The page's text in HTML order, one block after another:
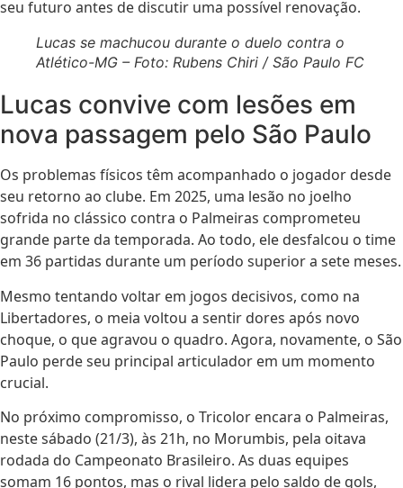
seu futuro antes de discutir uma possível renovação.
Lucas se machucou durante o duelo contra o
Atlético-MG – Foto: Rubens Chiri / São Paulo FC
Lucas convive com lesões em
nova passagem pelo São Paulo
Os problemas físicos têm acompanhado o jogador desde
seu retorno ao clube. Em 2025, uma lesão no joelho
sofrida no clássico contra o Palmeiras comprometeu
grande parte da temporada. Ao todo, ele desfalcou o time
em 36 partidas durante um período superior a sete meses.
Mesmo tentando voltar em jogos decisivos, como na
Libertadores, o meia voltou a sentir dores após novo
choque, o que agravou o quadro. Agora, novamente, o São
Paulo perde seu principal articulador em um momento
crucial.
No próximo compromisso, o Tricolor encara o Palmeiras,
neste sábado (21/3), às 21h, no Morumbis, pela oitava
rodada do Campeonato Brasileiro. As duas equipes
somam 16 pontos, mas o rival lidera pelo saldo de gols,